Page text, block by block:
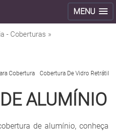
MENU
- Coberturas »
Cobertura
Cobertura De Vidro Retrátil
ALUMÍNIO
de alumínio, conheça